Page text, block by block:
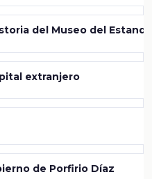
del Museo del
extranjero
de Porfirio Díaz